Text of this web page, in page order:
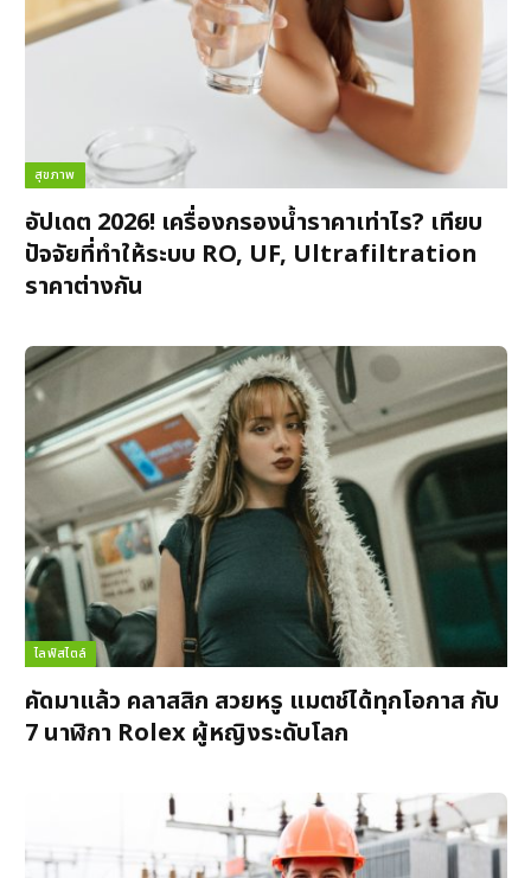
สุขภาพ
อัปเดต 2026! เครื่องกรองน้ำราคาเท่าไร? เทียบ
ปัจจัยที่ทำให้ระบบ RO, UF, Ultrafiltration
ราคาต่างกัน
ไลฟ์สไตล์
คัดมาแล้ว คลาสสิก สวยหรู แมตช์ได้ทุกโอกาส กับ
7 นาฬิกา Rolex ผู้หญิงระดับโลก